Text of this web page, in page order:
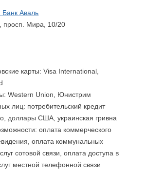
Аваль
просп. Мира, 10/20
карты: Visa International,
Western Union, Юнистрим
лиц: потребительский кредит
доллары США, украинская гривна
оплата коммерческого
оплата коммунальных
сотовой связи, оплата доступа в
местной телефонной связи